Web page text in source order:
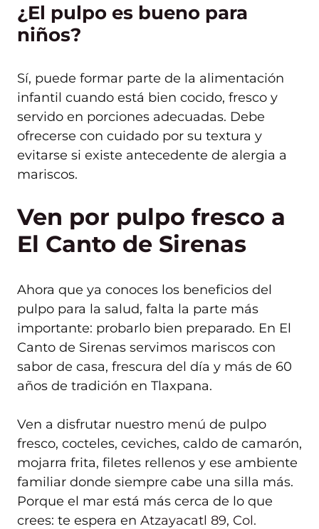
¿El pulpo es bueno para
niños?
Sí, puede formar parte de la alimentación
infantil cuando está bien cocido, fresco y
servido en porciones adecuadas. Debe
ofrecerse con cuidado por su textura y
evitarse si existe antecedente de alergia a
mariscos.
Ven por pulpo fresco a
El Canto de Sirenas
Ahora que ya conoces los beneficios del
pulpo para la salud, falta la parte más
importante: probarlo bien preparado. En El
Canto de Sirenas servimos mariscos con
sabor de casa, frescura del día y más de 60
años de tradición en Tlaxpana.
Ven a disfrutar nuestro menú de pulpo
fresco, cocteles, ceviches, caldo de camarón,
mojarra frita, filetes rellenos y ese ambiente
familiar donde siempre cabe una silla más.
Porque el mar está más cerca de lo que
crees: te espera en Atzayacatl 89, Col.